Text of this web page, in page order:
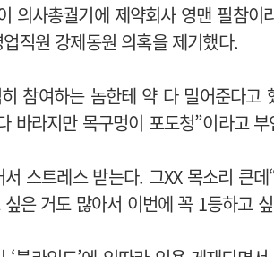
의사총궐기에 제약회사 영맨 필참이
직원 강제동원 의혹을 제기했다.
참여하는 놈한테 약 다 밀어준다고
바라지만 목구멍이 포도청”이라고 부
스트레스 받는다. 그XX 목소리 큰
은 거도 많아서 이번에 꼭 1등하고